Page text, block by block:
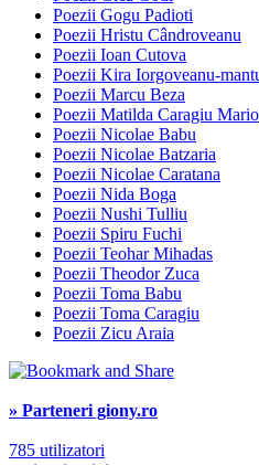
Poezii Gogu Padioti
Poezii Hristu Cândroveanu
Poezii Ioan Cutova
Poezii Kira Iorgoveanu-
Poezii Marcu Beza
Poezii Matilda Caragiu
Poezii Nicolae Babu
Poezii Nicolae Batzaria
Poezii Nicolae Caratana
Poezii Nida Boga
Poezii Nushi Tulliu
Poezii Spiru Fuchi
Poezii Teohar Mihadas
Poezii Theodor Zuca
Poezii Toma Babu
Poezii Toma Caragiu
Poezii Zicu Araia
» Parteneri giony.ro
785 utilizatori